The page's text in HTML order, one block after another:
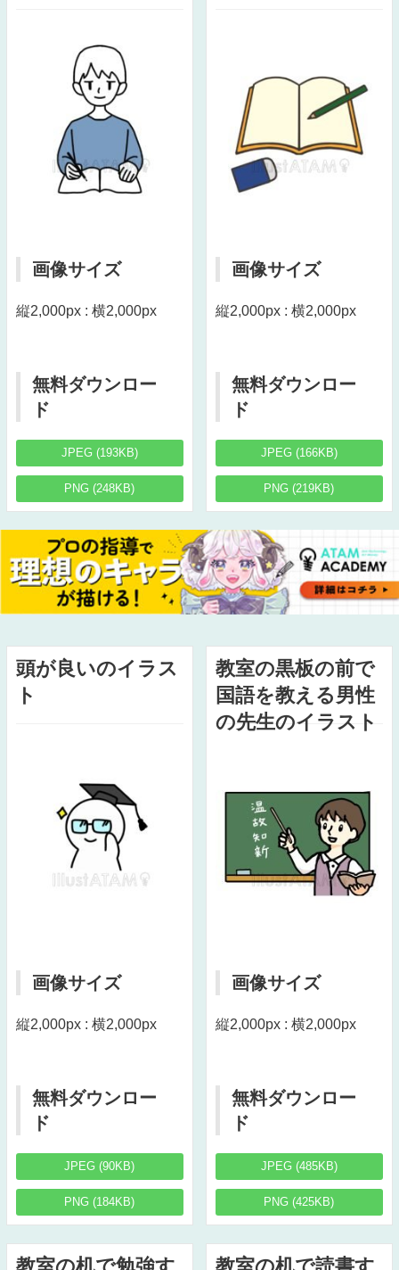
画像サイズ
縦2,000px : 横2,000px
無料ダウンロー
ド
JPEG (193KB)
PNG (248KB)
画像サイズ
縦2,000px : 横2,000px
無料ダウンロー
ド
JPEG (166KB)
PNG (219KB)
頭が良いのイラス
ト
画像サイズ
縦2,000px : 横2,000px
無料ダウンロー
ド
JPEG (90KB)
PNG (184KB)
教室の黒板の前で
国語を教える男性
の先生のイラスト
画像サイズ
縦2,000px : 横2,000px
無料ダウンロー
ド
JPEG (485KB)
PNG (425KB)